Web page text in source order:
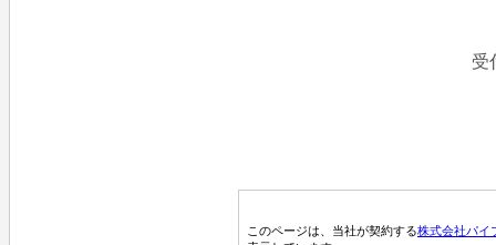
受
このページは、当社が契約する株式会社パイ